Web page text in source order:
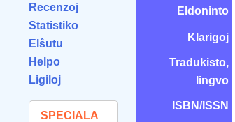
Recenzoj
Statistiko
Elŝutu
Helpo
Ligiloj
SPECIALA
Eldoninto
Klarigoj
Tradukisto,
lingvo
ISBN/ISSN